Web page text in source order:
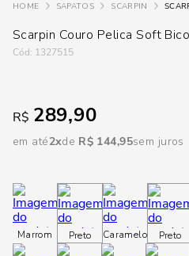
SAPATOS SCARPIN
Scarpin Couro Pelica Soft
: 1327515
R$ 289,90
em até2 R$ 144,95sem juros
Marrom Preto Caramelo Preto